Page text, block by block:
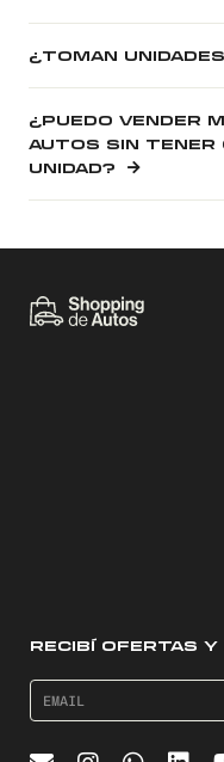
¿TOMAN
¿PUEDO VENDER
AUTOS SIN TENER
UNIDAD?
RECIBÍ OFERTAS Y